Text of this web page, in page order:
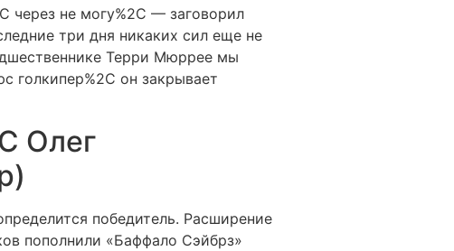
через не могу%2C — заговорил
три дня никаких сил еще не
Терри Мюррее мы
голкипер%2C он закрывает
Олег
победитель. Расширение
пополнили «Баффало Сэйбрз»